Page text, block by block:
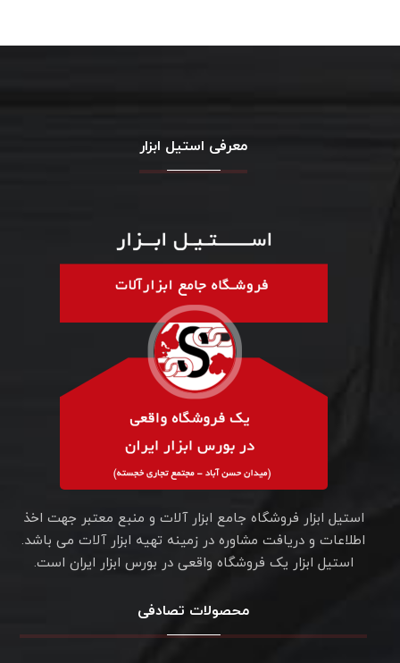
معرفی استیل ابزار
استیل ابزار فروشگاه جامع ابزار آلات و منبع معتبر جهت اخذ
اطلاعات و دریافت مشاوره در زمینه تهیه ابزار آلات می باشد.
استیل ابزار یک فروشگاه واقعی در بورس ابزار ایران است.
محصولات تصادفی